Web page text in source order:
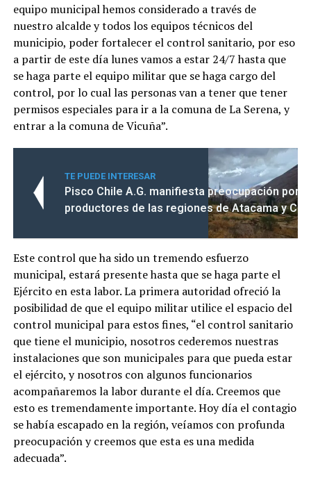
equipo municipal hemos considerado a través de
nuestro alcalde y todos los equipos técnicos del
municipio, poder fortalecer el control sanitario, por eso
a partir de este día lunes vamos a estar 24/7 hasta que
se haga parte el equipo militar que se haga cargo del
control, por lo cual las personas van a tener que tener
permisos especiales para ir a la comuna de La Serena, y
entrar a la comuna de Vicuña”.
TE PUEDE INTERESAR
Pisco Chile A.G. manifiesta preocupación por
productores de las regiones de Atacama y
Este control que ha sido un tremendo esfuerzo
municipal, estará presente hasta que se haga parte el
Ejército en esta labor. La primera autoridad ofreció la
posibilidad de que el equipo militar utilice el espacio del
control municipal para estos fines, “el control sanitario
que tiene el municipio, nosotros cederemos nuestras
instalaciones que son municipales para que pueda estar
el ejército, y nosotros con algunos funcionarios
acompañaremos la labor durante el día. Creemos que
esto es tremendamente importante. Hoy día el contagio
se había escapado en la región, veíamos con profunda
preocupación y creemos que esta es una medida
adecuada”.